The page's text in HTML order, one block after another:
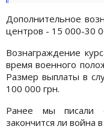
Дополнительное
центров - 15 000-30
Вознаграждение
время военного
Размер выплаты в
100 000 грн.
Ранее мы писали
закончится ли война